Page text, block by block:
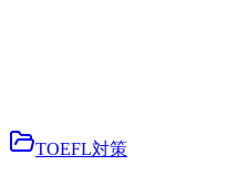
TOEFL対策